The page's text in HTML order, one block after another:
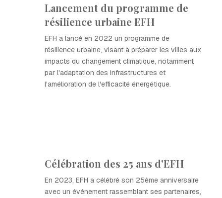
Lancement du programme de
résilience urbaine EFH
EFH a lancé en 2022 un programme de
résilience urbaine, visant à préparer les villes aux
impacts du changement climatique, notamment
par l'adaptation des infrastructures et
l'amélioration de l'efficacité énergétique.
Célébration des 25 ans d'EFH
En 2023, EFH a célébré son 25ème anniversaire
avec un événement rassemblant ses partenaires,